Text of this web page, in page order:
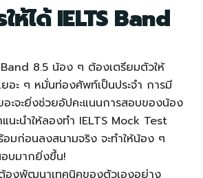
ห้ได้ IELTS Band
8.5 น้อง ๆ ต้องเตรียมตัวให้
อะ ๆ หมั่นท่องศัพท์เป็นประจำ การมี
ะจะยิ่งช่วยอัปคะแนนการสอบของน้อง
นะนำให้ลองทำ IELTS Mock Test
มก่อนลงสนามจริง จะทำให้น้อง ๆ
อบมากยิ่งขึ้น!
งพัฒนาเทคนิคของตัวเองอย่าง